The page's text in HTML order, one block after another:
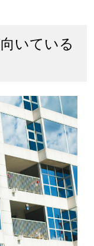
いている